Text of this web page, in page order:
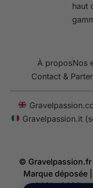
haut
À proposNos
Contact &
Gravelpassion.it
© Gravelpassion.fr
Marque déposée |
2021 - 2026